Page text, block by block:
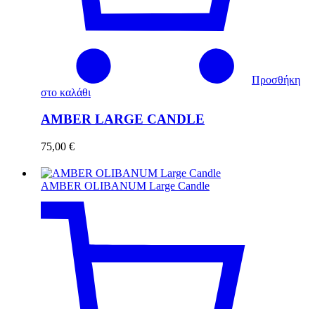
Προσθήκη
στο καλάθι
AMBER LARGE CANDLE
75,00 €
AMBER OLIBANUM Large Candle